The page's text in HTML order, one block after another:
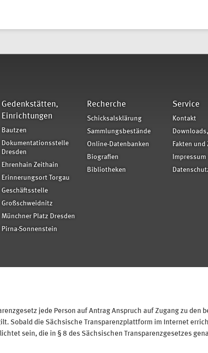
Gedenkstätten,
Einrichtungen
Bautzen
Dokumentationsstelle
Dresden
Ehrenhain Zeithain
Erinnerungsort Torgau
Geschäftsstelle
Großschweidnitz
Münchner Platz Dresden
Pirna-Sonnenstein
Recherche
Schicksalsklärung
Sammlungsbestände
Online-Datenbanken
Biografien
Bibliotheken
Service
Kontakt
Fakten und
Impressum
jede Person auf Antrag Anspruch auf Zugang zu den
Sobald die Sächsische Transparenzplattform im Internet
sein, die in § 8 des Sächsischen Transparenzgesetzes